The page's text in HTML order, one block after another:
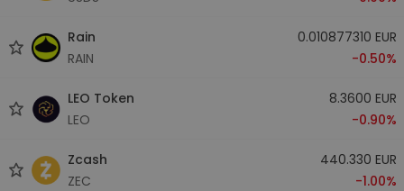
Rain
RAIN
0.010877310 EUR
-0.50%
LEO Token
LEO
8.3600 EUR
-0.90%
Zcash
ZEC
440.330 EUR
-1.00%